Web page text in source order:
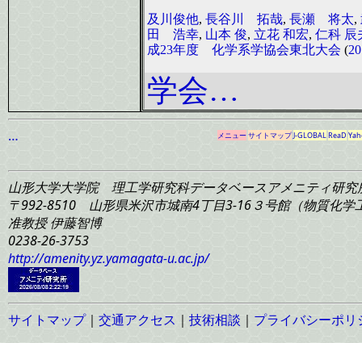
及川俊他, 長谷川 拓哉, 長瀬 将太,
田 浩幸, 山本 俊, 立花 和宏, 仁科 辰
成23年度 化学系学協会東北大会 (
学会…
… メニューサイトマップJ-GLOBALReaD
山形大学大学院 理工学研究科データベースアメニティ研究
〒992-8510 山形県米沢市城南4丁目3-16３号館（物質化学
准教授 伊藤智博
0238-26-3753
http://amenity.yz.yamagata-u.ac.jp/
サイトマップ｜ 交通アクセス ｜ 技術相談 ｜ プライバシーポリ